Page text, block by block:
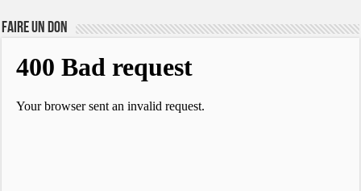
FAIRE UN DON